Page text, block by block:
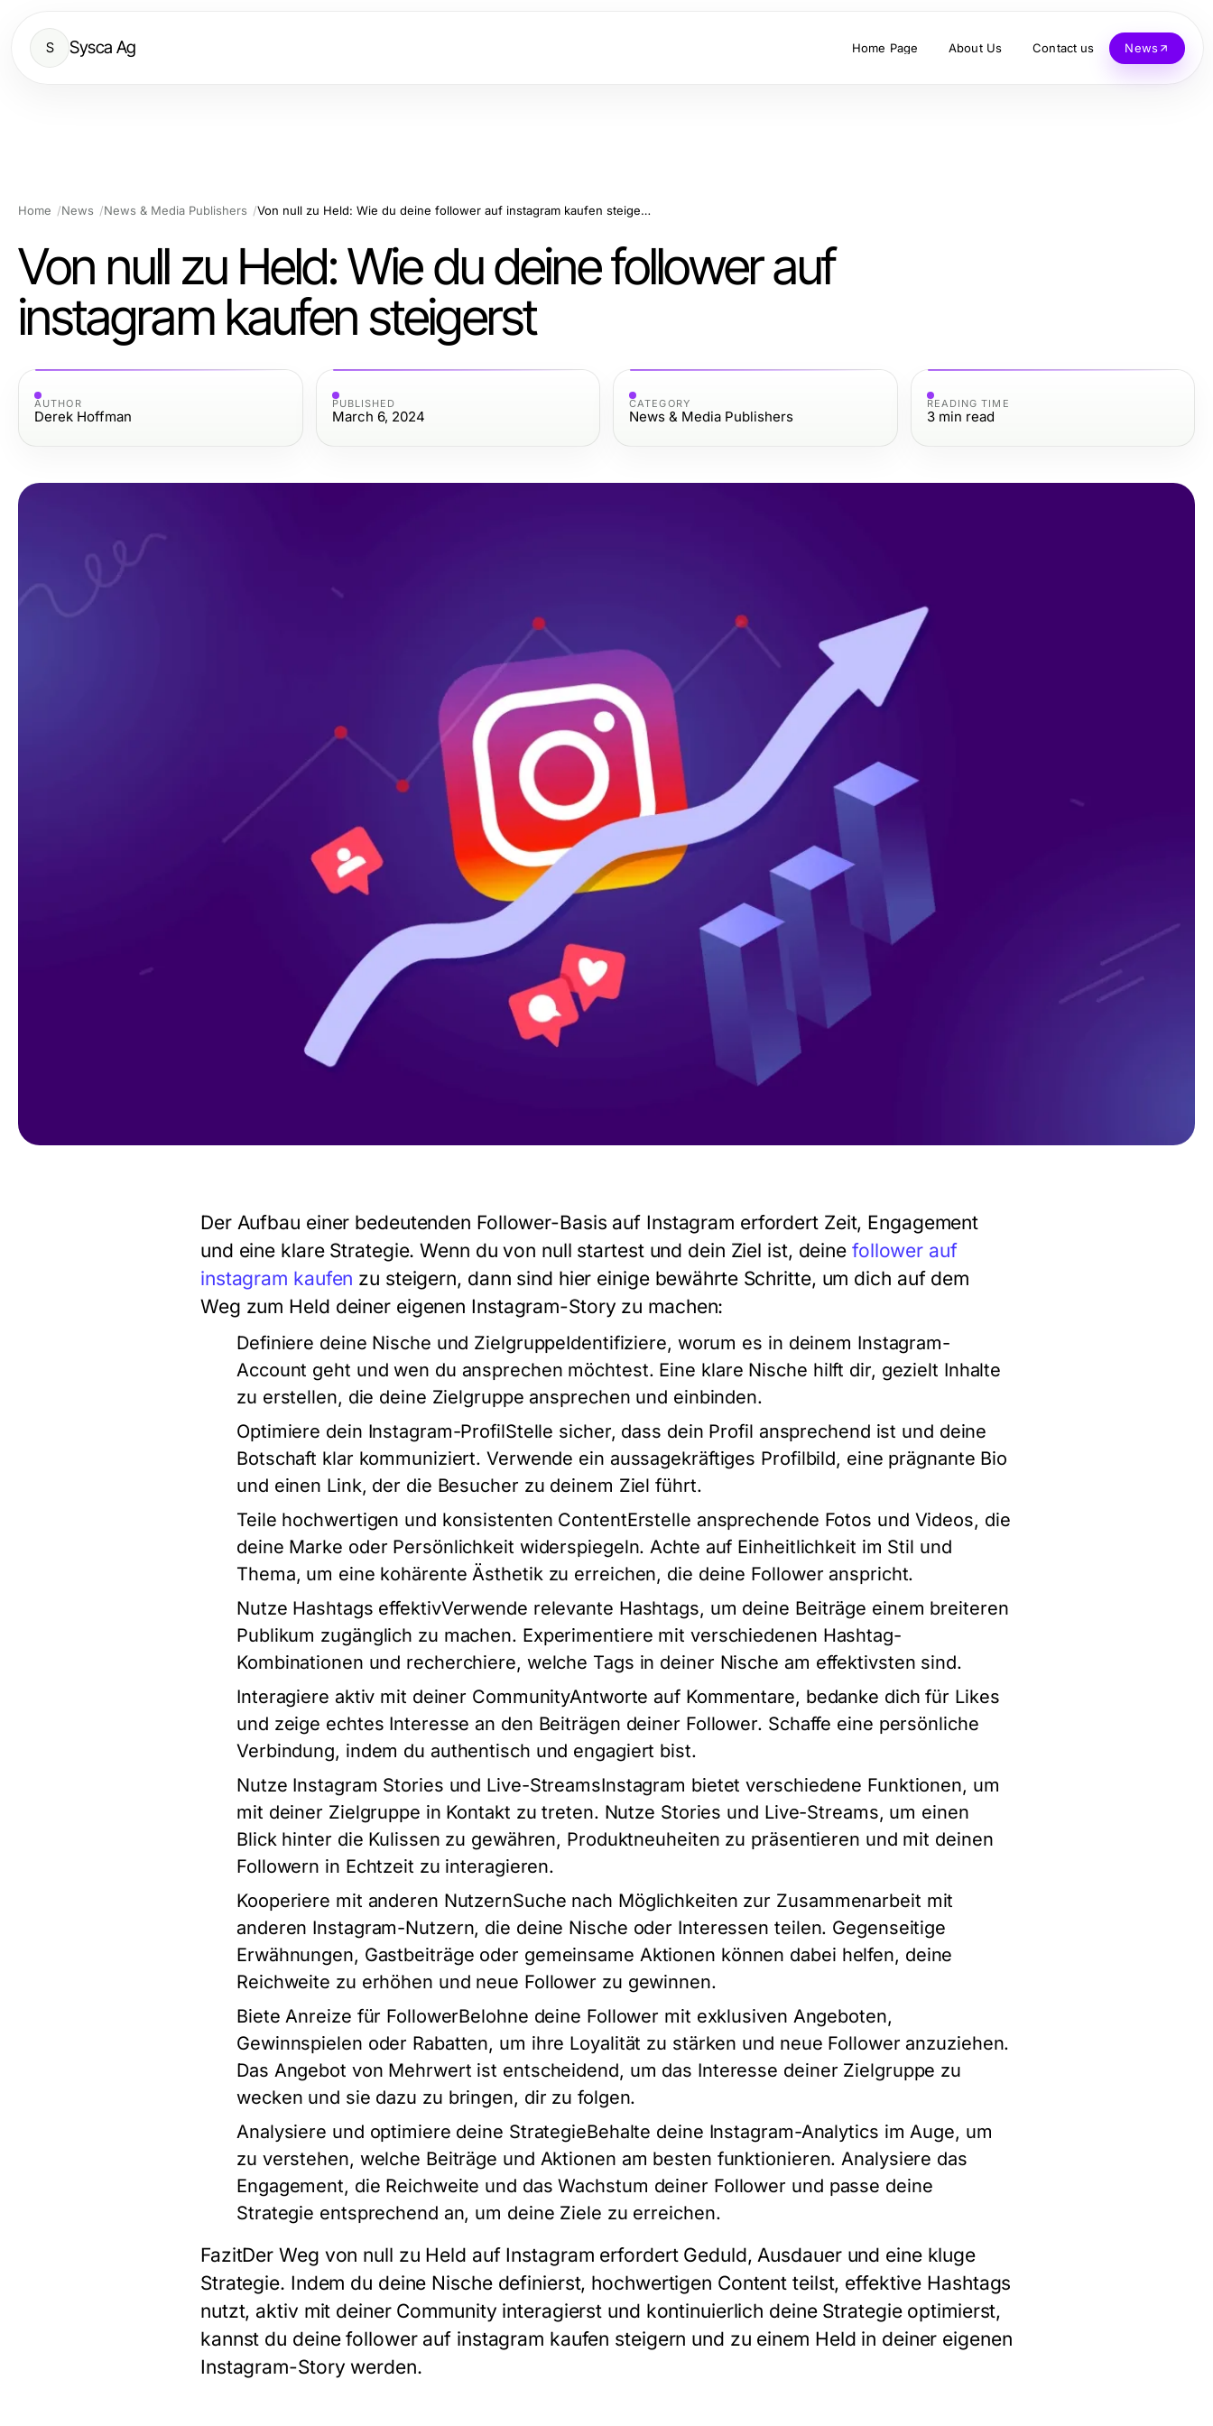
S Sysca Ag Home Page About Us Contact us News
Home News News & Media Publishers Von null zu Held: Wie du deine follower auf instagram kaufen steigerst
Von null zu Held: Wie du deine follower auf
instagram kaufen steigerst
AUTHOR
Derek Hoffman
PUBLISHED
March 6, 2024
CATEGORY
News & Media Publishers
READING TIME
3 min read
Der Aufbau einer bedeutenden Follower-Basis auf Instagram erfordert Zeit, Engagement
und eine klare Strategie. Wenn du von null startest und dein Ziel ist, deine follower auf
instagram kaufen zu steigern, dann sind hier einige bewährte Schritte, um dich auf dem
Weg zum Held deiner eigenen Instagram-Story zu machen:
Definiere deine Nische und ZielgruppeIdentifiziere, worum es in deinem Instagram-
Account geht und wen du ansprechen möchtest. Eine klare Nische hilft dir, gezielt Inhalte
zu erstellen, die deine Zielgruppe ansprechen und einbinden.
Optimiere dein Instagram-ProfilStelle sicher, dass dein Profil ansprechend ist und deine
Botschaft klar kommuniziert. Verwende ein aussagekräftiges Profilbild, eine prägnante Bio
und einen Link, der die Besucher zu deinem Ziel führt.
Teile hochwertigen und konsistenten ContentErstelle ansprechende Fotos und Videos, die
deine Marke oder Persönlichkeit widerspiegeln. Achte auf Einheitlichkeit im Stil und
Thema, um eine kohärente Ästhetik zu erreichen, die deine Follower anspricht.
Nutze Hashtags effektivVerwende relevante Hashtags, um deine Beiträge einem breiteren
Publikum zugänglich zu machen. Experimentiere mit verschiedenen Hashtag-
Kombinationen und recherchiere, welche Tags in deiner Nische am effektivsten sind.
Interagiere aktiv mit deiner CommunityAntworte auf Kommentare, bedanke dich für Likes
und zeige echtes Interesse an den Beiträgen deiner Follower. Schaffe eine persönliche
Verbindung, indem du authentisch und engagiert bist.
Nutze Instagram Stories und Live-StreamsInstagram bietet verschiedene Funktionen, um
mit deiner Zielgruppe in Kontakt zu treten. Nutze Stories und Live-Streams, um einen
Blick hinter die Kulissen zu gewähren, Produktneuheiten zu präsentieren und mit deinen
Followern in Echtzeit zu interagieren.
Kooperiere mit anderen NutzernSuche nach Möglichkeiten zur Zusammenarbeit mit
anderen Instagram-Nutzern, die deine Nische oder Interessen teilen. Gegenseitige
Erwähnungen, Gastbeiträge oder gemeinsame Aktionen können dabei helfen, deine
Reichweite zu erhöhen und neue Follower zu gewinnen.
Biete Anreize für FollowerBelohne deine Follower mit exklusiven Angeboten,
Gewinnspielen oder Rabatten, um ihre Loyalität zu stärken und neue Follower anzuziehen.
Das Angebot von Mehrwert ist entscheidend, um das Interesse deiner Zielgruppe zu
wecken und sie dazu zu bringen, dir zu folgen.
Analysiere und optimiere deine StrategieBehalte deine Instagram-Analytics im Auge, um
zu verstehen, welche Beiträge und Aktionen am besten funktionieren. Analysiere das
Engagement, die Reichweite und das Wachstum deiner Follower und passe deine
Strategie entsprechend an, um deine Ziele zu erreichen.
FazitDer Weg von null zu Held auf Instagram erfordert Geduld, Ausdauer und eine kluge
Strategie. Indem du deine Nische definierst, hochwertigen Content teilst, effektive Hashtags
nutzt, aktiv mit deiner Community interagierst und kontinuierlich deine Strategie optimierst,
kannst du deine follower auf instagram kaufen steigern und zu einem Held in deiner eigenen
Instagram-Story werden.